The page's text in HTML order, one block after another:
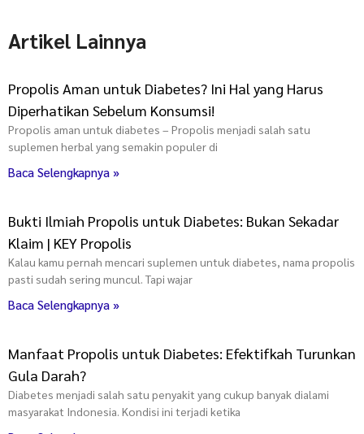
Artikel Lainnya
Propolis Aman untuk Diabetes? Ini Hal yang Harus
Diperhatikan Sebelum Konsumsi!
Propolis aman untuk diabetes – Propolis menjadi salah satu
suplemen herbal yang semakin populer di
Baca Selengkapnya »
Bukti Ilmiah Propolis untuk Diabetes: Bukan Sekadar
Klaim | KEY Propolis
Kalau kamu pernah mencari suplemen untuk diabetes, nama propolis
pasti sudah sering muncul. Tapi wajar
Baca Selengkapnya »
Manfaat Propolis untuk Diabetes: Efektifkah Turunkan
Gula Darah?
Diabetes menjadi salah satu penyakit yang cukup banyak dialami
masyarakat Indonesia. Kondisi ini terjadi ketika